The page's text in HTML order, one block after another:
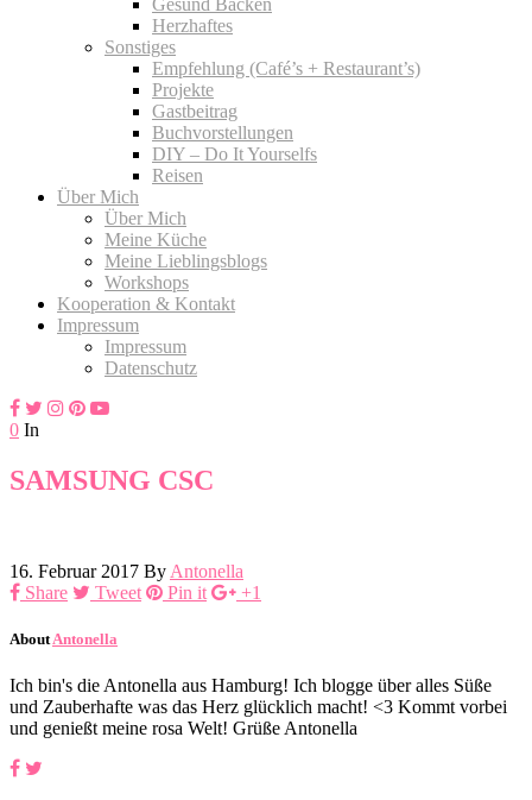
Herzhaftes
Sonstiges
Empfehlung (Café’s + Restaurant’s)
Projekte
Gastbeitrag
Buchvorstellungen
DIY – Do It Yourselfs
Reisen
Über Mich
Über Mich
Meine Küche
Meine Lieblingsblogs
Workshops
Kooperation & Kontakt
Impressum
Impressum
Datenschutz
0 In
SAMSUNG CSC
16. Februar 2017 By Antonella
Share
Tweet Pin it +1
About Antonella
Ich bin's die Antonella aus Hamburg! Ich blogge über alles Süße
und Zauberhafte was das Herz glücklich macht! <3 Kommt vorbei
und genießt meine rosa Welt! Grüße Antonella